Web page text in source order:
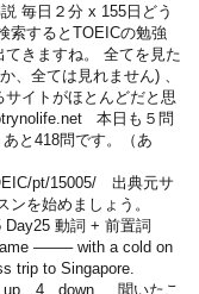
毎日２分 x 155日どう
索するとTOEICの勉強
きますね。 全てを見た
、全ては見れません) 、
イトがほとんどだと思
本日も５問
と418問です。（あ
pt/15005/ 出典元サ
ンを始めましょう。
動詞 + 前置詞
——– with a cold on
trip to Singapore.
4 . down 聞いたこ